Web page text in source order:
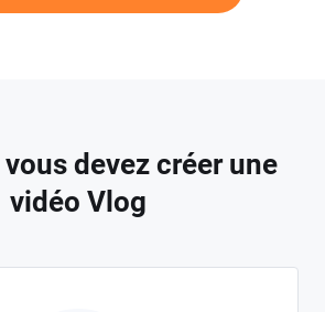
devez créer une
vidéo Vlog